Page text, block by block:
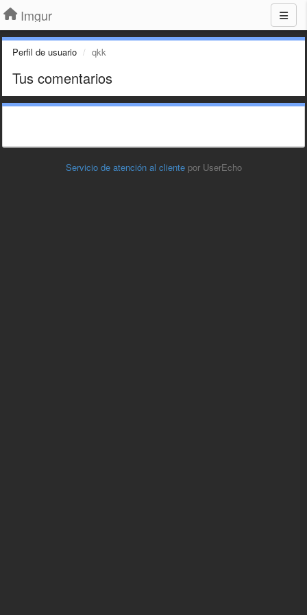
Imgur
Perfil de usuario qkk
Tus comentarios
Servicio de atención al cliente por UserEcho